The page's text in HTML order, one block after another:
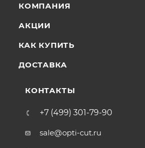
КОМПАНИЯ
АКЦИИ
КАК КУПИТЬ
ДОСТАВКА
КОНТАКТЫ
+7 (499) 301-79-90
sale@opti-cut.ru